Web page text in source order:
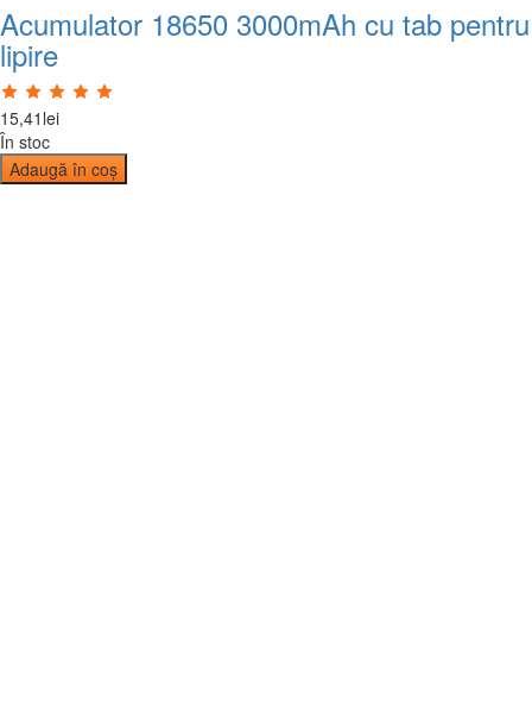
Acumulator 18650 3000mAh cu tab pentru
lipire
15,41 lei
În stoc
Adaugă în coș